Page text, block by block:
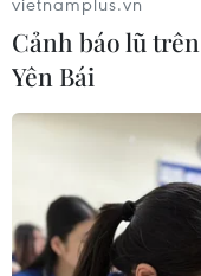
Cảnh báo lũ
Yên Bái